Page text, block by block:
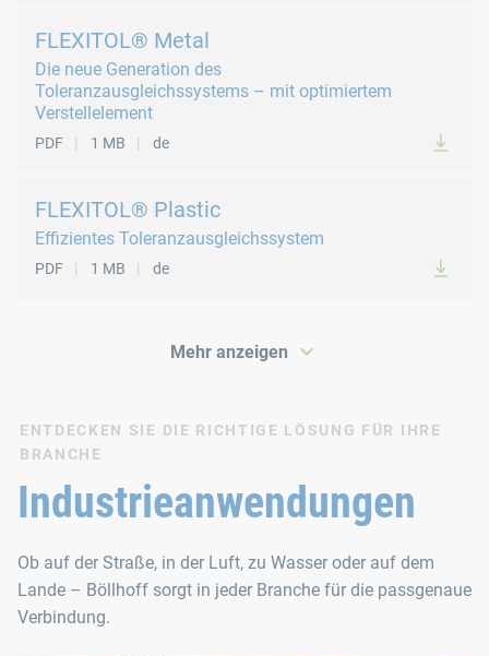
FLEXITOL® Metal
Die neue Generation des
Toleranzausgleichssystems – mit optimiertem
Verstellelement
PDF 1 MB de
FLEXITOL® Plastic
Effizientes Toleranzausgleichssystem
PDF 1 MB de
PDF
2 MB de
PDF 1 MB de
Mehr anzeigen
ENTDECKEN SIE DIE RICHTIGE LÖSUNG FÜR IHRE
BRANCHE
Industrieanwendungen
Ob auf der Straße, in der Luft, zu Wasser oder auf dem
Lande – Böllhoff sorgt in jeder Branche für die passgenaue
Verbindung.